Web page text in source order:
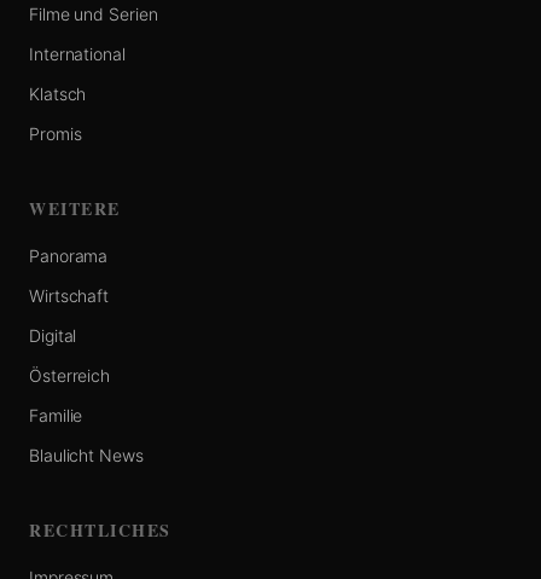
Filme und Serien
International
Klatsch
Promis
WEITERE
Panorama
Wirtschaft
Digital
Österreich
Familie
Blaulicht News
RECHTLICHES